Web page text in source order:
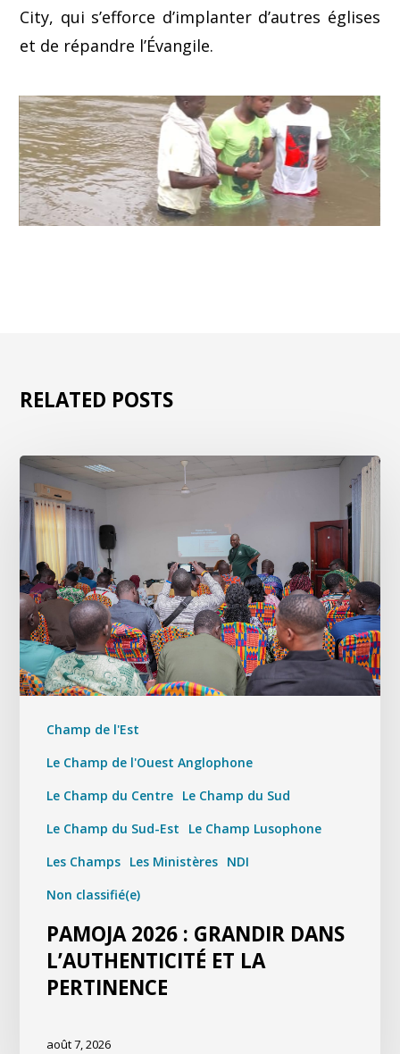
City, qui s’efforce d’implanter d’autres églises
et de répandre l’Évangile.
RELATED POSTS
Champ de l'Est
Le Champ de l'Ouest Anglophone
Le Champ du Centre Le Champ du Sud
Le Champ du Sud-Est
Le Champ Lusophone
Les Champs Les Ministères NDI
Non classifié(e)
PAMOJA 2026 : GRANDIR DANS
L’AUTHENTICITÉ ET LA
PERTINENCE
août 7, 2026